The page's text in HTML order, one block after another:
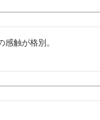
触が格別。